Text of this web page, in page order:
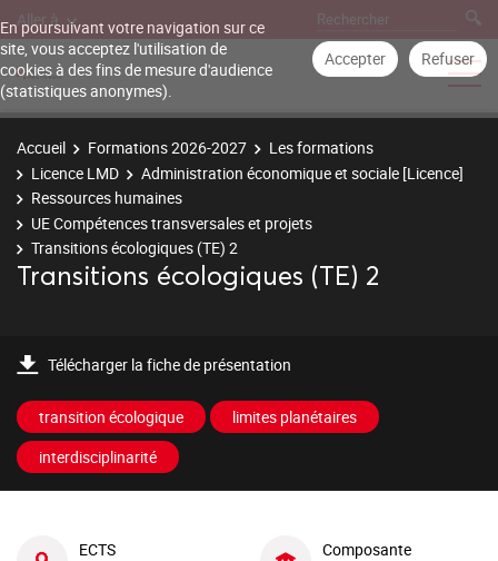
En poursuivant votre navigation sur ce
site, vous acceptez l'utilisation de
cookies à des fins de mesure d'audience
(statistiques anonymes).
Accepter Refuser
Aller à
Accueil Formations 2026-2027
Les formations
Licence LMD
Administration économique et sociale [Licence]
Ressources humaines
UE Compétences transversales et projets
Transitions écologiques (TE) 2
Transitions écologiques (TE) 2
Télécharger la fiche de présentation
transition écologique
limites planétaires
interdisciplinarité
ECTS Composante